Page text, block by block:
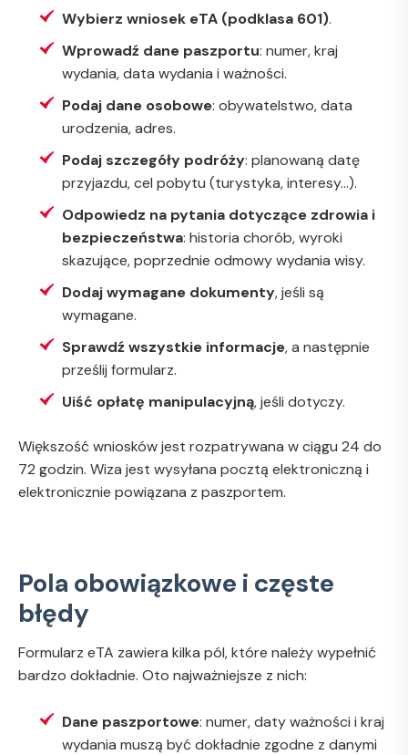
Wybierz wniosek eTA (podklasa 601).
Wprowadź dane paszportu: numer, kraj
wydania, data wydania i ważności.
Podaj dane osobowe: obywatelstwo, data
urodzenia, adres.
Podaj szczegóły podróży: planowaną datę
przyjazdu, cel pobytu (turystyka, interesy...).
Odpowiedz na pytania dotyczące zdrowia i
bezpieczeństwa: historia chorób, wyroki
skazujące, poprzednie odmowy wydania wisy.
Dodaj wymagane dokumenty, jeśli są
wymagane.
Sprawdź wszystkie informacje, a następnie
prześlij formularz.
Uiść opłatę manipulacyjną, jeśli dotyczy.
Większość wniosków jest rozpatrywana w ciągu 24 do
72 godzin. Wiza jest wysyłana pocztą elektroniczną i
elektronicznie powiązana z paszportem.
Pola obowiązkowe i częste
błędy
Formularz eTA zawiera kilka pól, które należy wypełnić
bardzo dokładnie. Oto najważniejsze z nich:
Dane paszportowe: numer, daty ważności i kraj
wydania muszą być dokładnie zgodne z danymi